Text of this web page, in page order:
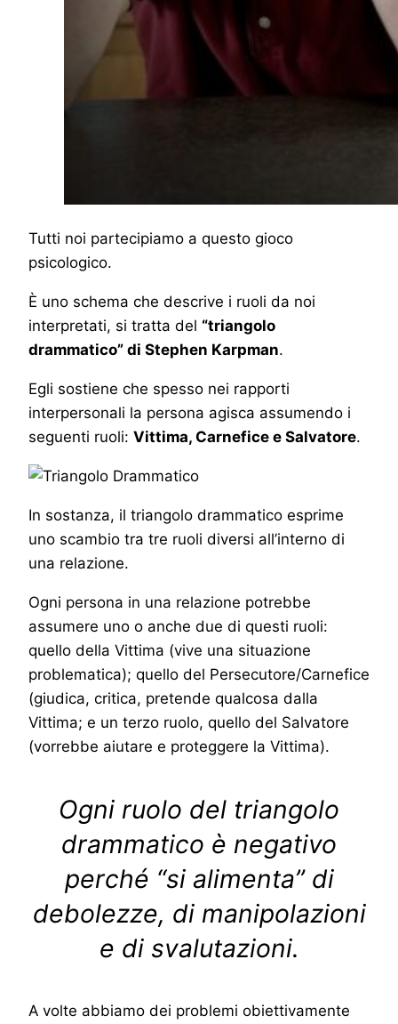
Tutti noi partecipiamo a questo gioco
psicologico.
È uno schema che descrive i ruoli da noi
interpretati, si tratta del “triangolo
drammatico” di Stephen Karpman.
Egli sostiene che spesso nei rapporti
interpersonali la persona agisca assumendo i
seguenti ruoli: Vittima, Carnefice e Salvatore.
In sostanza, il triangolo drammatico esprime
uno scambio tra tre ruoli diversi all’interno di
una relazione.
Ogni persona in una relazione potrebbe
assumere uno o anche due di questi ruoli:
quello della Vittima (vive una situazione
problematica); quello del Persecutore/Carnefice
(giudica, critica, pretende qualcosa dalla
Vittima; e un terzo ruolo, quello del Salvatore
(vorrebbe aiutare e proteggere la Vittima).
Ogni ruolo del triangolo
drammatico è negativo
perché “si alimenta” di
debolezze, di manipolazioni
e di svalutazioni.
A volte abbiamo dei problemi obiettivamente